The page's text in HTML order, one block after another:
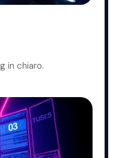
in chiaro.